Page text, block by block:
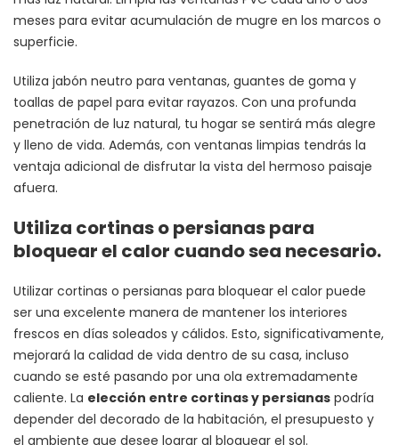
meses para evitar acumulación de mugre en los marcos o
superficie.
Utiliza jabón neutro para ventanas, guantes de goma y
toallas de papel para evitar rayazos. Con una profunda
penetración de luz natural, tu hogar se sentirá más alegre
y lleno de vida. Además, con ventanas limpias tendrás la
ventaja adicional de disfrutar la vista del hermoso paisaje
afuera.
Utiliza cortinas o persianas para
bloquear el calor cuando sea necesario.
Utilizar cortinas o persianas para bloquear el calor puede
ser una excelente manera de mantener los interiores
frescos en días soleados y cálidos. Esto, significativamente,
mejorará la calidad de vida dentro de su casa, incluso
cuando se esté pasando por una ola extremadamente
caliente. La elección entre cortinas y persianas podría
depender del decorado de la habitación, el presupuesto y
el ambiente que desee lograr al bloquear el sol.